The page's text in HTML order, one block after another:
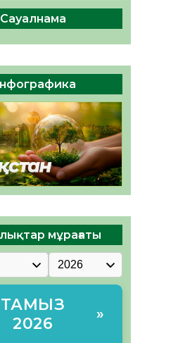
облыс
болып
37 0
Сауалнама
мұрағаты
ТАМЫЗ
2026
»